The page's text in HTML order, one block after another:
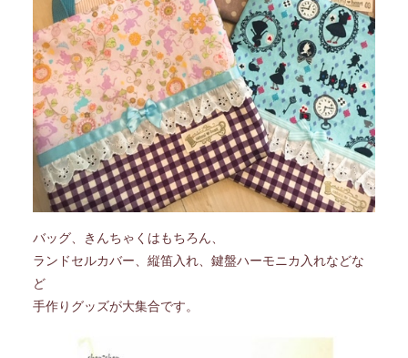
バッグ、きんちゃくはもちろん、
ランドセルカバー、縦笛入れ、鍵盤ハーモニカ入れなどな
ど
手作りグッズが大集合です。